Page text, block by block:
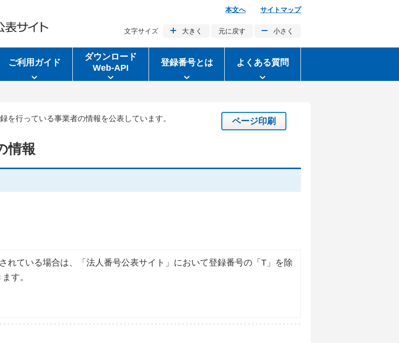
本文へ サイトマップ
文字サイズ 大きく 元に戻す 小さく
ご利用ガイド
ダウンロード
Web-API
登録番号とは よくある質問
を行っている事業者の情報を公表しています。 ページ印刷
情報
れている場合は、「法人番号公表サイト」において登録番号の「T」を除
す。